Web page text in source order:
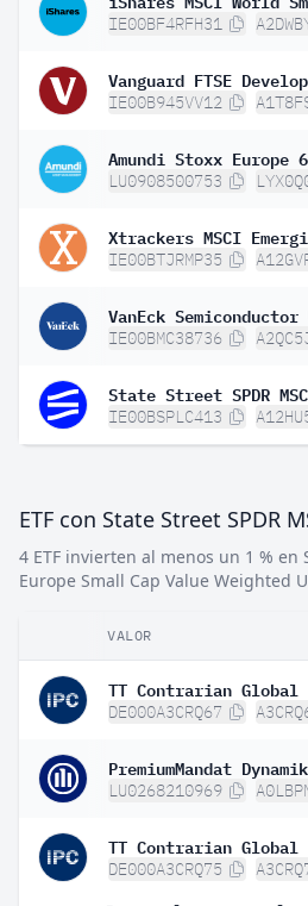
IE00BF4RFH31
Vanguard FTSE
IE00B945VV12
Amundi Stoxx Europe
LU0908500753
Xtrackers MSCI
IE00BTJRMP35
VanEck Semiconductor
IE00BMC38736
IE00BSPLC413
4 ETF invierten al menos un 1 % en
Europe Small Cap Value Weighted
VALOR
TT Contrarian Global
DE000A3CRQ67
PremiumMandat
LU0268210969
TT Contrarian
DE000A3CRQ75